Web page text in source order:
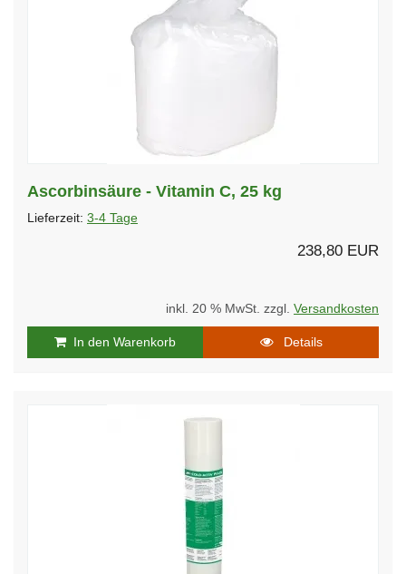
Ascorbinsäure - Vitamin C, 25 kg
Lieferzeit: 3-4 Tage
238,80 EUR
inkl. 20 % MwSt. zzgl. Versandkosten
In den Warenkorb Details